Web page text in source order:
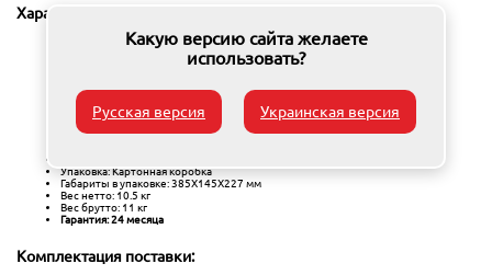
Какую версию сайта желаете
использовать?
Русская версия Украинская версия
Характеристики:
Напряжение: 220 В
Максимальная мощность: 540 Вт
Грузоподъемность с блоком: 0.25 т
Максимальная высота подъема с блоком: 6 м
Максимальная высота подъема без блока: 12 м
Скорость подъема с блоком: 4 м/сек
Скорость подъема без блока: 8 м/сек
Диаметр троса: 3.15 мм
Упаковка: Картонная коробка
Габариты в упаковке: 385X145X227 мм
Вес нетто: 10.5 кг
Вес брутто: 11 кг
Гарантия: 24 месяца
Комплектация поставки: